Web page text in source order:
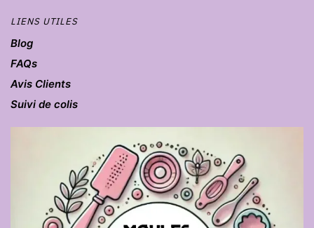
LIENS UTILES
Blog
FAQs
Avis Clients
Suivi de colis